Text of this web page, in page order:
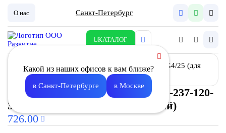
О нас Санкт-Петербург
КАТАЛОГ
Какой из наших офисов к вам ближе?
в Санкт-Петербурге в Москве
Фильтр карманный ФВК-Л-237-237-120-
3-G4/25 (для K-200; компактный)
726.00